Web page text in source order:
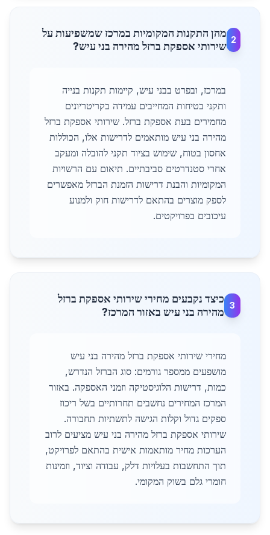
2
מהן התקנות המקומיות במרכז שמשפיעות על
שירותי אספקת ברזל מהירה בני עיש?
במרכז, ובפרט בבני עיש, קיימות תקנות בנייה
ותקני בטיחות המחייבים עמידה בקריטריונים
מחמירים בעת אספקת ברזל. שירותי אספקת ברזל
מהירה בני עיש מותאמים לדרישות אלו, הכוללות
אחסון בטוח, שימוש בציוד תקני להובלה ומעקב
אחרי סטנדרטים סביבתיים. תיאום עם הרשויות
המקומיות והבנת דרישות הזמנת הברזל מאפשרים
לספק מוצרים בהתאם לדרישות חוק ולמנוע
עיכובים בפרויקטים.
3
כיצד נקבעים מחירי שירותי אספקת ברזל
מהירה בני עיש באזור המרכז?
מחירי שירותי אספקת ברזל מהירה בני עיש
מושפעים ממספר גורמים: סוג הברזל הנדרש,
כמות, דרישות הלוגיסטיקה וזמני האספקה. באזור
המרכז המחירים נחשבים תחרותיים בשל ריכוז
ספקים גדול וקלות הגישה לתשתיות תחבורה.
שירותי אספקת ברזל מהירה בני עיש מציעים לרוב
הערכות מחיר מותאמות אישית בהתאם לפרויקט,
תוך התחשבות בעלויות דלק, עבודה וציוד, וזמינות
חומרי גלם בשוק המקומי.